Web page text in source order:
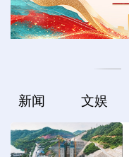
新闻 文娱